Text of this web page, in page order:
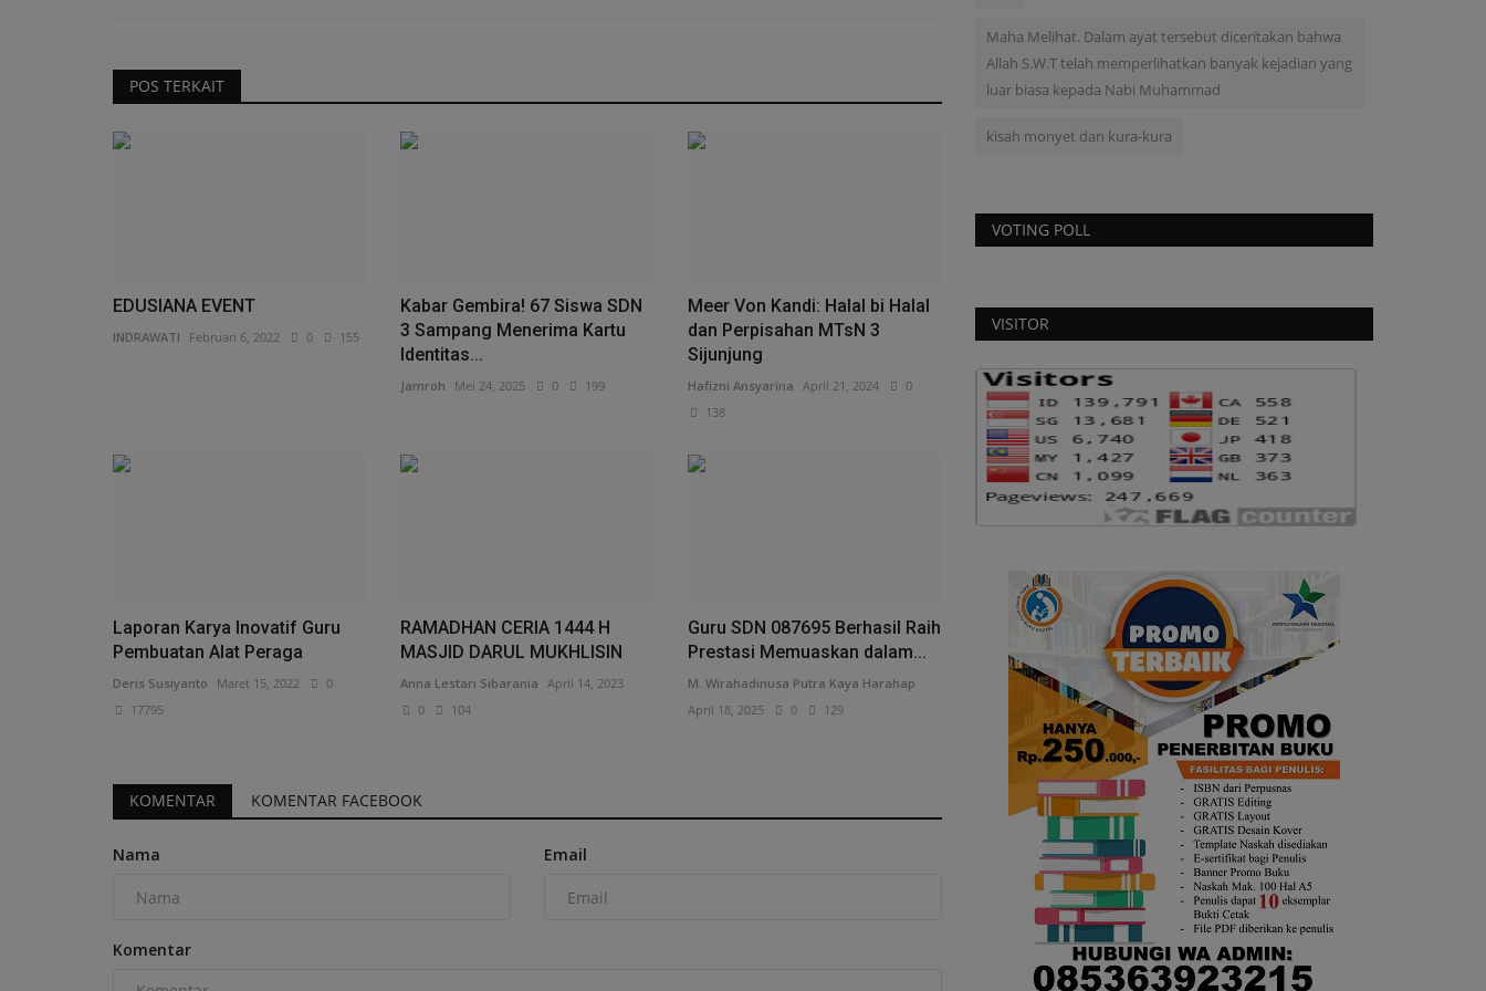
POS TERKAIT
EDUSIANA EVENT
INDRAWATI Februari 6, 2022 0 155
Kabar Gembira! 67 Siswa SDN
3 Sampang Menerima Kartu
Identitas...
Jamroh Mei 24, 2025 0 199
Meer Von Kandi: Halal bi Halal
dan Perpisahan MTsN 3
Sijunjung
Hafizni Ansyarina April 21, 2024
0
138
Laporan Karya Inovatif Guru
Pembuatan Alat Peraga
Deris Susiyanto Maret 15, 2022
0
17795
RAMADHAN CERIA 1444 H
MASJID DARUL MUKHLISIN
Anna Lestari Sibarania April 14, 2023
0
104
Guru SDN 087695 Berhasil Raih
Prestasi Memuaskan dalam...
M. Wirahadinusa Putra Kaya Harahap
April 18, 2025
0 129
KOMENTAR KOMENTAR FACEBOOK
Nama Email
Komentar
Maha Melihat. Dalam ayat tersebut diceritakan bahwa
Allah S.W.T telah memperlihatkan banyak kejadian yang
luar biasa kepada Nabi Muhammad
kisah monyet dan kura-kura
VOTING POLL
VISITOR